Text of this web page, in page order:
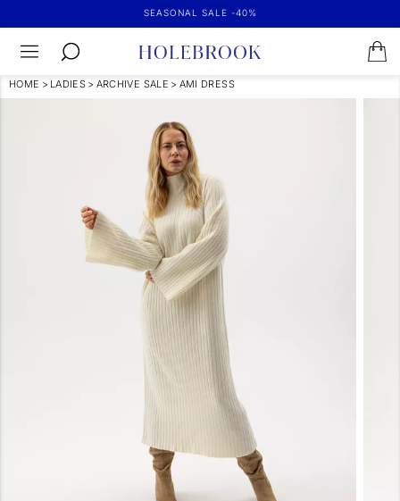
SEASONAL SALE -40%
HOME > LADIES > ARCHIVE SALE > AMI DRESS